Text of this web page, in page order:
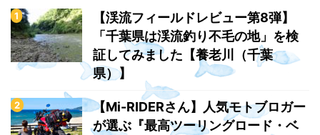
【渓流フィールドレビュー第8弾】
「千葉県は渓流釣り不毛の地」を検
証してみました【養老川（千葉
県）】
【Mi-RIDERさん】人気モトブロガー
が選ぶ『最高ツーリングロード・ベ